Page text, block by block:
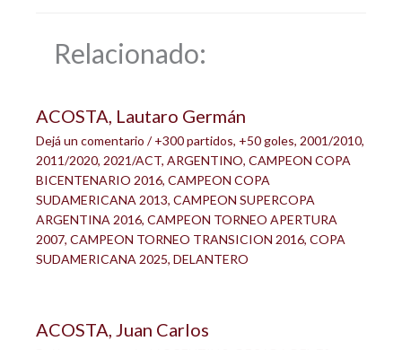
Relacionado:
ACOSTA, Lautaro Germán
Dejá un comentario /+300 partidos, +50 goles, 2001/2010,
2011/2020, 2021/ACT, ARGENTINO, CAMPEON COPA
BICENTENARIO 2016, CAMPEON COPA
SUDAMERICANA 2013, CAMPEON SUPERCOPA
ARGENTINA 2016, CAMPEON TORNEO APERTURA
2007, CAMPEON TORNEO TRANSICION 2016, COPA
SUDAMERICANA 2025, DELANTERO
ACOSTA, Juan Carlos